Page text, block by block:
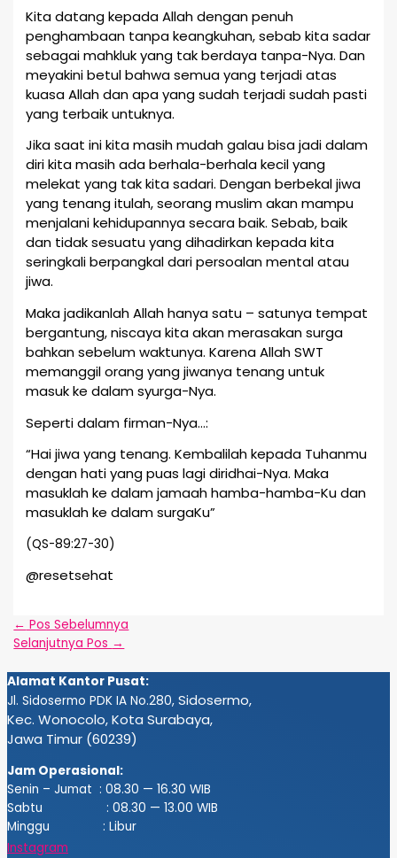
Kita datang kepada Allah dengan penuh
penghambaan tanpa keangkuhan, sebab kita sadar
sebagai mahkluk yang tak berdaya tanpa-Nya. Dan
meyakini betul bahwa semua yang terjadi atas
kuasa Allah dan apa yang sudah terjadi sudah pasti
yang terbaik untuknya.
Jika saat ini kita masih mudah galau bisa jadi dalam
diri kita masih ada berhala-berhala kecil yang
melekat yang tak kita sadari. Dengan berbekal jiwa
yang tenang itulah, seorang muslim akan mampu
menjalani kehidupannya secara baik. Sebab, baik
dan tidak sesuatu yang dihadirkan kepada kita
seringkali berpangkal dari persoalan mental atau
jiwa.
Maka jadikanlah Allah hanya satu – satunya tempat
bergantung, niscaya kita akan merasakan surga
bahkan sebelum waktunya. Karena Allah SWT
memanggil orang yang jiwanya tenang untuk
masuk ke dalam syurga-Nya.
Seperti dalam firman-Nya…:
“Hai jiwa yang tenang. Kembalilah kepada Tuhanmu
dengan hati yang puas lagi diridhai-Nya. Maka
masuklah ke dalam jamaah hamba-hamba-Ku dan
masuklah ke dalam surgaKu”
(QS-89:27-30)
@resetsehat
← Pos Sebelumnya
Selanjutnya Pos →
Alamat Kantor Pusat:
Jl. Sidosermo PDK IA No.280, Sidosermo,
Kec. Wonocolo, Kota Surabaya,
Jawa Timur (60239)
Jam Operasional:
Senin – Jumat : 08.30 — 16.30 WIB
Sabtu : 08.30 — 13.00 WIB
Minggu : Libur
Instagram